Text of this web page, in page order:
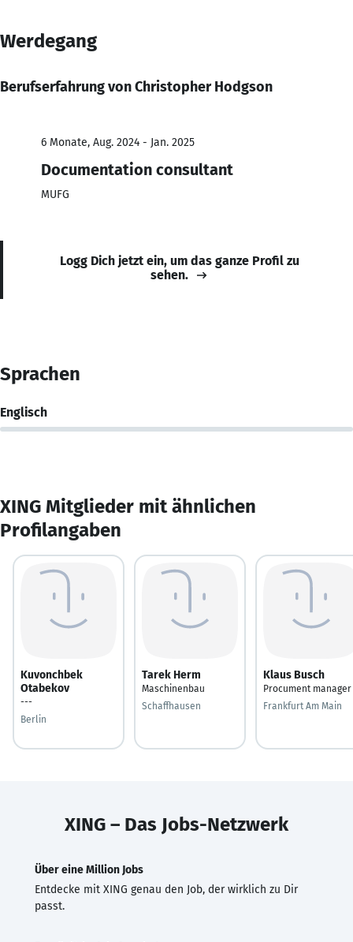
Werdegang
Berufserfahrung von Christopher Hodgson
6 Monate, Aug. 2024 - Jan. 2025
Documentation consultant
MUFG
Logg Dich jetzt ein, um das ganze Profil zu
sehen.
Sprachen
Englisch
XING Mitglieder mit ähnlichen
Profilangaben
Kuvonchbek
Otabekov
---
Berlin
Tarek Herm
Maschinenbau
Schaffhausen
Klaus Busch
Procument manager
Frankfurt Am Main
XING – Das Jobs-Netzwerk
Über eine Million Jobs
Entdecke mit XING genau den Job, der wirklich zu Dir
passt.